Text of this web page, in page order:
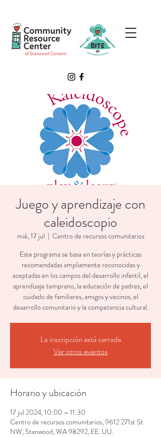
Juego y aprendizaje con
caleidoscopio
mié, 17 jul
  |
Centro de recursos comunitarios
Este programa se basa en teorías y prácticas
recomendadas ampliamente reconocidas y
aceptadas en los campos del desarrollo infantil, el
aprendizaje temprano, la educación de padres, el
cuidado de familiares, amigos y vecinos, el
desarrollo comunitario y la competencia cultural.
La inscripción está cerrada
Ver otros eventos
Horario y ubicación
17 jul 2024, 10:00 – 11:30
Centro de recursos comunitarios, 9612 271st St
NW, Stanwood, WA 98292, EE. UU.